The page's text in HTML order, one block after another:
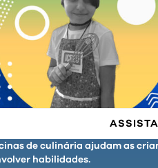
de culinária ajudam as
habilidades.